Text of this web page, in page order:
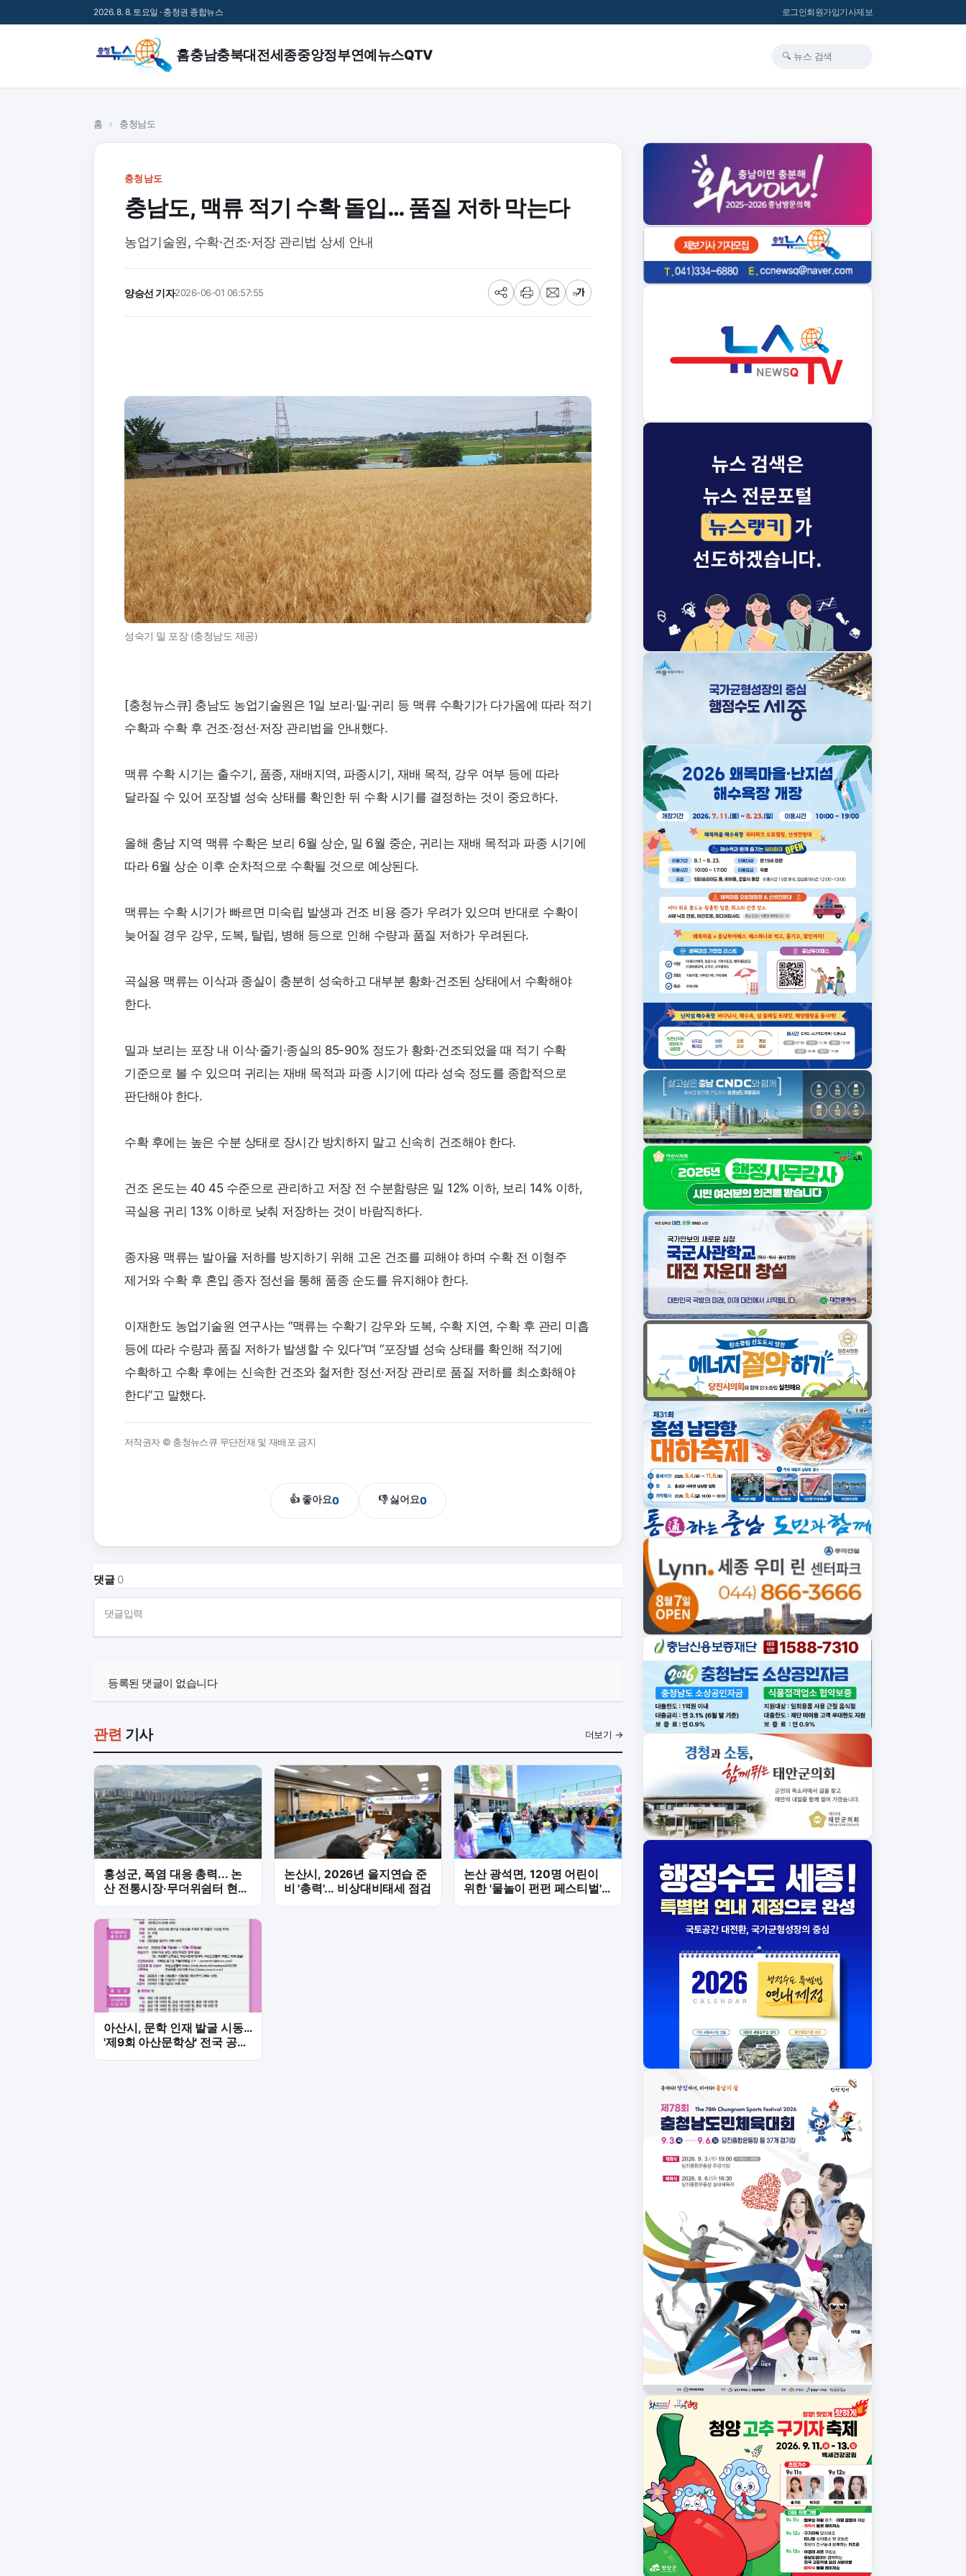
2026. 8. 8. 토요일 · 충청권 종합뉴스 로그인회원가입기사제보
홈충남충북대전세종중앙정부연예 뉴스QTV 🔍 뉴스 검색
홈 › 충청남도
충청남도
충남도, 맥류 적기 수확 돌입… 품질 저하 막는다
농업기술원, 수확·건조·저장 관리법 상세 안내
양승선 기자2026-06-01 06:57:55
공
유
프
린
메
일
글
씨
성숙기 밀 포장 (충청남도 제공)
[충청뉴스큐] 충남도 농업기술원은 1일 보리·밀·귀리 등 맥류 수확기가 다가옴에 따라 적기
수확과 수확 후 건조·정선·저장 관리법을 안내했다.
맥류 수확 시기는 출수기, 품종, 재배지역, 파종시기, 재배 목적, 강우 여부 등에 따라
달라질 수 있어 포장별 성숙 상태를 확인한 뒤 수확 시기를 결정하는 것이 중요하다.
올해 충남 지역 맥류 수확은 보리 6월 상순, 밀 6월 중순, 귀리는 재배 목적과 파종 시기에
따라 6월 상순 이후 순차적으로 수확될 것으로 예상된다.
맥류는 수확 시기가 빠르면 미숙립 발생과 건조 비용 증가 우려가 있으며 반대로 수확이
늦어질 경우 강우, 도복, 탈립, 병해 등으로 인해 수량과 품질 저하가 우려된다.
곡실용 맥류는 이삭과 종실이 충분히 성숙하고 대부분 황화·건조된 상태에서 수확해야
한다.
밀과 보리는 포장 내 이삭·줄기·종실의 85-90% 정도가 황화·건조되었을 때 적기 수확
기준으로 볼 수 있으며 귀리는 재배 목적과 파종 시기에 따라 성숙 정도를 종합적으로
판단해야 한다.
수확 후에는 높은 수분 상태로 장시간 방치하지 말고 신속히 건조해야 한다.
건조 온도는 40 45 수준으로 관리하고 저장 전 수분함량은 밀 12% 이하, 보리 14% 이하,
곡실용 귀리 13% 이하로 낮춰 저장하는 것이 바람직하다.
종자용 맥류는 발아율 저하를 방지하기 위해 고온 건조를 피해야 하며 수확 전 이형주
제거와 수확 후 혼입 종자 정선을 통해 품종 순도를 유지해야 한다.
이재한도 농업기술원 연구사는 “맥류는 수확기 강우와 도복, 수확 지연, 수확 후 관리 미흡
등에 따라 수량과 품질 저하가 발생할 수 있다”며 “포장별 성숙 상태를 확인해 적기에
수확하고 수확 후에는 신속한 건조와 철저한 정선·저장 관리로 품질 저하를 최소화해야
한다”고 말했다.
저작권자 © 충청뉴스큐 무단전재 및 재배포 금지
👍 좋아요0 👎 싫어요0
댓글 0
댓글입력
등록된 댓글이 없습니다
관련 기사 더보기 →
홍성군, 폭염 대응 총력... 논
산 전통시장·무더위쉼터 현장
점검
논산시, 2026년 을지연습 준
비 '총력'... 비상대비태세 점검
논산 광석면, 120명 어린이
위한 '물놀이 펀펀 페스티벌'
성료
아산시, 문학 인재 발굴 시동…
'제9회 아산문학상' 전국 공모
시작